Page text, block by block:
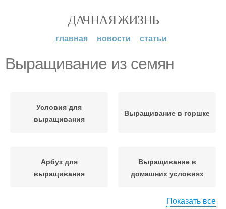
ДАЧНАЯ ЖИЗНЬ
главная новости статьи
Выращивание из семян
Условия для
выращивания
Выращивание в горшке
Арбуз для
выращивания
Выращивание в
домашних условиях
Показать все